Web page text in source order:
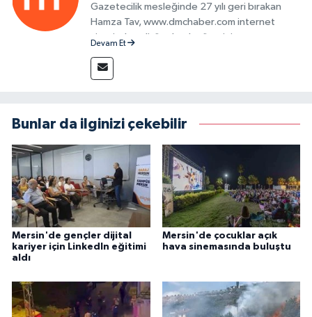
Gazetecilik mesleğinde 27 yılı geri bırakan
Hamza Tav, www.dmchaber.com internet
sitesinde editör olarak görevini
Devam Et
Bunlar da ilginizi çekebilir
Mersin'de gençler dijital
kariyer için LinkedIn eğitimi
aldı
Mersin'de çocuklar açık
hava sinemasında buluştu